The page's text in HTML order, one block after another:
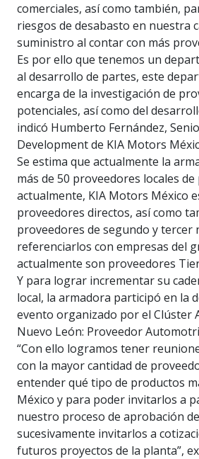
comerciales, así como también,
riesgos de desabasto en nuestra
suministro al contar con más
Es por ello que tenemos un
al desarrollo de partes, este
encarga de la investigación de
potenciales, así como del
indicó Humberto Fernández,
Development de KIA Motors
Se estima que actualmente la
más de 50 proveedores locales
actualmente, KIA Motors México
proveedores directos, así como
proveedores de segundo y tercer
referenciarlos con empresas del
actualmente son proveedores
Y para lograr incrementar su
local, la armadora participó en la
evento organizado por el Clúster
Nuevo León: Proveedor
“Con ello logramos tener
con la mayor cantidad de
entender qué tipo de productos
México y para poder invitarlos a
nuestro proceso de aprobación
sucesivamente invitarlos a
futuros proyectos de la planta”,